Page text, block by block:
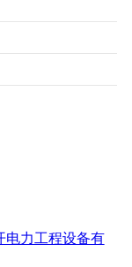
力工程设备有